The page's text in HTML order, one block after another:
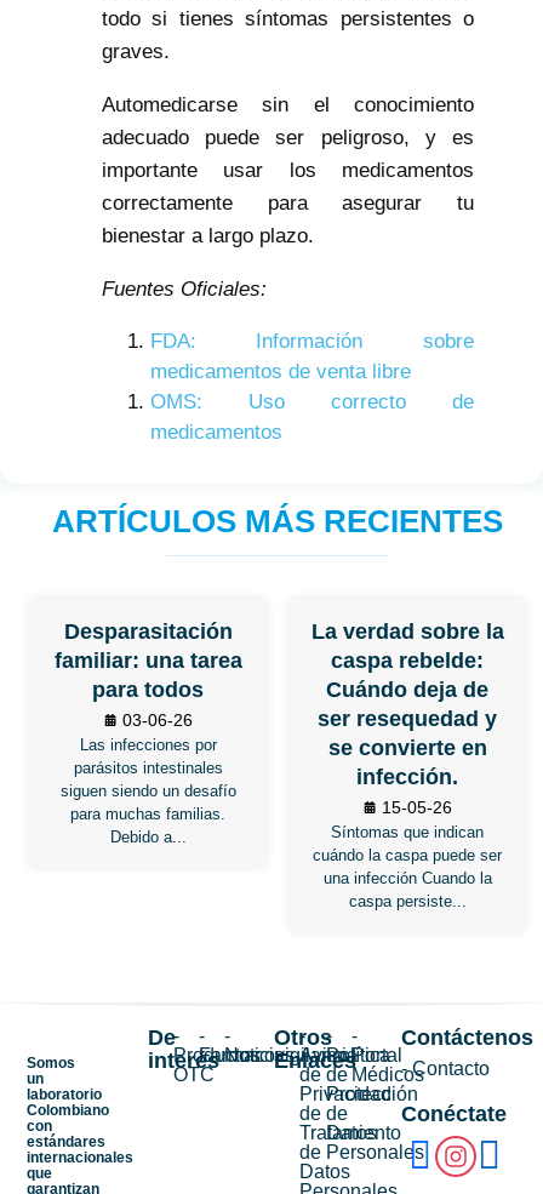
todo si tienes síntomas persistentes o
graves.
Automedicarse sin el conocimiento
adecuado puede ser peligroso, y es
importante usar los medicamentos
correctamente para asegurar tu
bienestar a largo plazo.
Fuentes Oficiales:
FDA: Información sobre
medicamentos de venta libre
OMS: Uso correcto de
medicamentos
ARTÍCULOS MÁS RECIENTES
Desparasitación
familiar: una tarea
para todos
03-06-26
Las infecciones por
parásitos intestinales
siguen siendo un desafío
para muchas familias.
Debido a...
La verdad sobre la
caspa rebelde:
Cuándo deja de
ser resequedad y
se convierte en
infección.
15-05-26
Síntomas que indican
cuándo la caspa puede ser
una infección Cuando la
caspa persiste...
Somos
un
laboratorio
Colombiano
con
estándares
internacionales
que
garantizan
De
interés
-
Productos
OTC
-
Farmacovigilancia
-
Noticias
Otros
Enlaces
-
Aviso
de
Privacidad
de
Tratamiento
de
Datos
-
Política
de
Protección
de
Datos
Personales
-
Portal
Médicos
Contáctenos
- Contacto
Conéctate